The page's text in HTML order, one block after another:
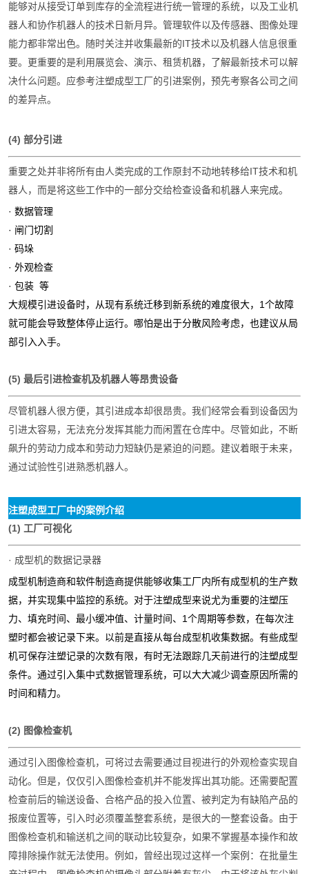
能够对从接受订单到库存的全流程进行统一管理的系统，以及工业机
器人和协作机器人的技术日新月异。管理软件以及传感器、图像处理
能力都非常出色。随时关注并收集最新的IT技术以及机器人信息很重
要。更重要的是利用展览会、演示、租赁机器，了解最新技术可以解
决什么问题。应参考注塑成型工厂的引进案例，预先考察各公司之间
的差异点。
(4) 部分引进
重要之处并非将所有由人类完成的工作原封不动地转移给IT技术和机
器人，而是将这些工作中的一部分交给检查设备和机器人来完成。
· 数据管理
· 闸门切割
· 码垛
· 外观检查
· 包装 等
大规模引进设备时，从现有系统迁移到新系统的难度很大，1个故障
就可能会导致整体停止运行。哪怕是出于分散风险考虑，也建议从局
部引入入手。
(5) 最后引进检查机及机器人等昂贵设备
尽管机器人很方便，其引进成本却很昂贵。我们经常会看到设备因为
引进太容易，无法充分发挥其能力而闲置在仓库中。尽管如此，不断
飙升的劳动力成本和劳动力短缺仍是紧迫的问题。建议着眼于未来，
通过试验性引进熟悉机器人。
注塑成型工厂中的案例介绍
(1) 工厂可视化
· 成型机的数据记录器
成型机制造商和软件制造商提供能够收集工厂内所有成型机的生产数
据，并实现集中监控的系统。对于注塑成型来说尤为重要的注塑压
力、填充时间、最小缓冲值、计量时间、1个周期等参数，在每次注
塑时都会被记录下来。以前是直接从每台成型机收集数据。有些成型
机可保存注塑记录的次数有限，有时无法跟踪几天前进行的注塑成型
条件。通过引入集中式数据管理系统，可以大大减少调查原因所需的
时间和精力。
(2) 图像检查机
通过引入图像检查机，可将过去需要通过目视进行的外观检查实现自
动化。但是，仅仅引入图像检查机并不能发挥出其功能。还需要配置
检查前后的输送设备、合格产品的投入位置、被判定为有缺陷产品的
报废位置等，引入时必须覆盖整套系统，是很大的一整套设备。由于
图像检查机和输送机之间的联动比较复杂，如果不掌握基本操作和故
障排除操作就无法使用。例如，曾经出现过这样一个案例：在批量生